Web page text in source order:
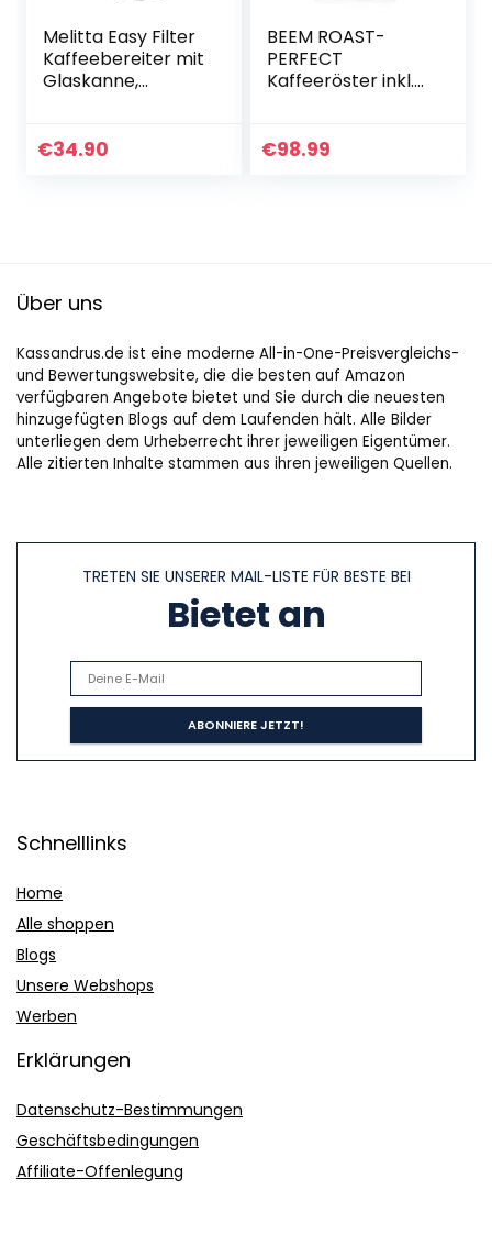
Melitta Easy Filter
Kaffeebereiter mit
Glaskanne,
ml), Schwarz
€34.90
BEEM ROAST-
PERFECT
Kaffeeröster inkl.
(Ganze Bohne
€98.99
Über uns
Kassandrus.de ist eine moderne All-in-One-Preisvergleichs-
und Bewertungswebsite, die die besten auf Amazon
verfügbaren Angebote bietet und Sie durch die neuesten
hinzugefügten Blogs auf dem Laufenden hält. Alle Bilder
unterliegen dem Urheberrecht ihrer jeweiligen Eigentümer.
Alle zitierten Inhalte stammen aus ihren jeweiligen Quellen.
TRETEN SIE UNSERER MAIL-LISTE FÜR BESTE BEI
Bietet an
Schnelllinks
Home
Alle shoppen
Blogs
Unsere Webshops
Werben
Erklärungen
Datenschutz-Bestimmungen
Geschäftsbedingungen
Affiliate-Offenlegung